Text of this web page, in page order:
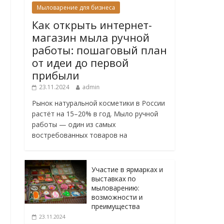
Мыловарение для бизнеса
Как открыть интернет-
магазин мыла ручной
работы: пошаговый план
от идеи до первой
прибыли
23.11.2024 admin
Рынок натуральной косметики в России
растёт на 15–20% в год. Мыло ручной
работы — один из самых
востребованных товаров на
Участие в ярмарках и
выставках по
мыловарению:
возможности и
преимущества
23.11.2024